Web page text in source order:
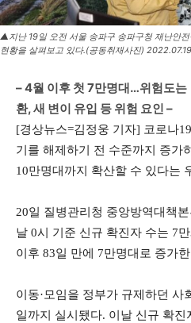
▲지난 19일 오전 서울 송파구 송파구청 재난안
현황을 살펴보고 있다.(공동취재사진)
– 4월 이후 첫 7만명대…위험도
환, 새 변이 유입 등 위험 요인 –
[경상뉴스=김정웅 기자] 코로나
기를 해제하기 전 수준까지 증가
10만명대까지 확산할 수 있다는
20일 질병관리청 중앙방역대책
날 0시 기준 신규 확진자 수는 7
이후 83일 만에 7만명대로 증가
이동·모임을 정부가 규제하던 사
일까지 실시됐다. 이날 신규 확진